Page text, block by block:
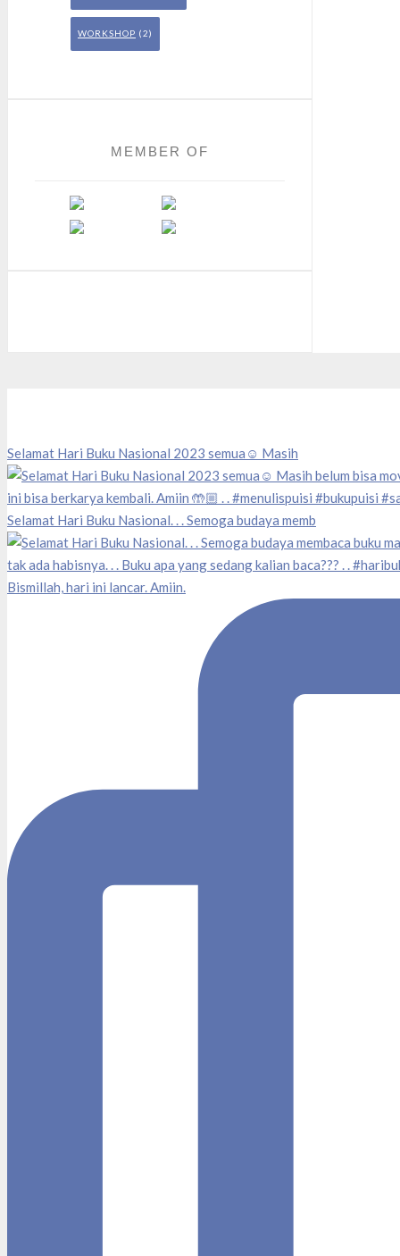
WORKSHOP (2)
MEMBER OF
Selamat Hari Buku Nasional 2023 semua☺️ Masih
Selamat Hari Buku Nasional. . . Semoga budaya memb
Bismillah, hari ini lancar. Amiin.